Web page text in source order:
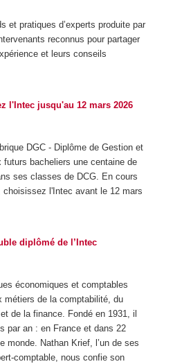
et pratiques d’experts produite par
reconnus pour partager
et leurs conseils
l'Intec jusqu'au 12 mars 2026
DGC - Diplôme de Gestion et
bacheliers une centaine de
ses classes de DCG. En cours
l'Intec avant le 12 mars
diplômé de l’Intec
économiques et comptables
métiers de la comptabilité, du
de la finance. Fondé en 1931, il
par an : en France et dans 22
monde. Nathan Krief, l’un de ses
comptable, nous confie son